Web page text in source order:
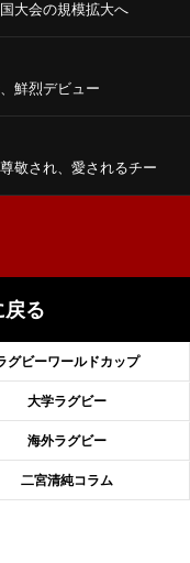
大会の規模拡大へ
鮮烈デビュー
敬され、愛されるチー
主審、遠のいた夢」
ーHCの功績と財産
」骨太の教育方針
戻る
グビーワールドカップ
大学ラグビー
海外ラグビー
二宮清純コラム